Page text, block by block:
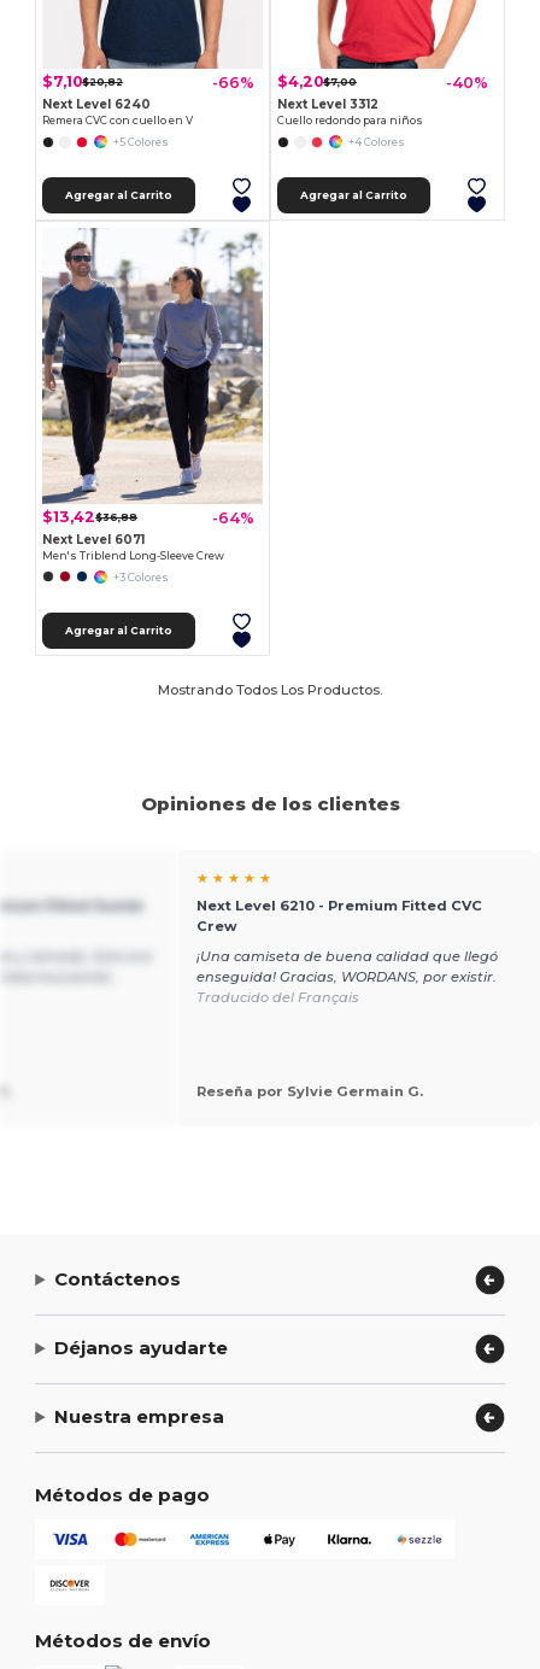
$7,10$20,82 -66%
Next Level 6240
Remera CVC con cuello en V
+5 Colores
Agregar al Carrito
$4,20$7,00 -40%
Next Level 3312
Cuello redondo para niños
+4 Colores
Agregar al Carrito
$13,42$36,88 -64%
Next Level 6071
Men's Triblend Long-Sleeve Crew
+3 Colores
Agregar al Carrito
Mostrando Todos Los Productos.
Opiniones de los clientes
Fitted Suede
★ ★ ★ ★ ★
Next Level 6210 - Premium Fitted CVC
Crew
¡Una camiseta de buena calidad que llegó
enseguida! Gracias, WORDANS, por existir.
Traducido del Français
Reseña por Sylvie Germain G.
Contáctenos
Déjanos ayudarte
Nuestra empresa
Métodos de pago
Métodos de envío